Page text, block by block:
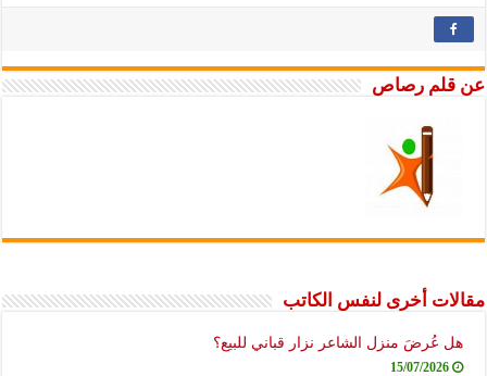
عن قلم رصاص
مقالات أخرى لنفس الكاتب
هل عُرضَ منزل الشاعر نزار قباني للبيع؟
15/07/2026